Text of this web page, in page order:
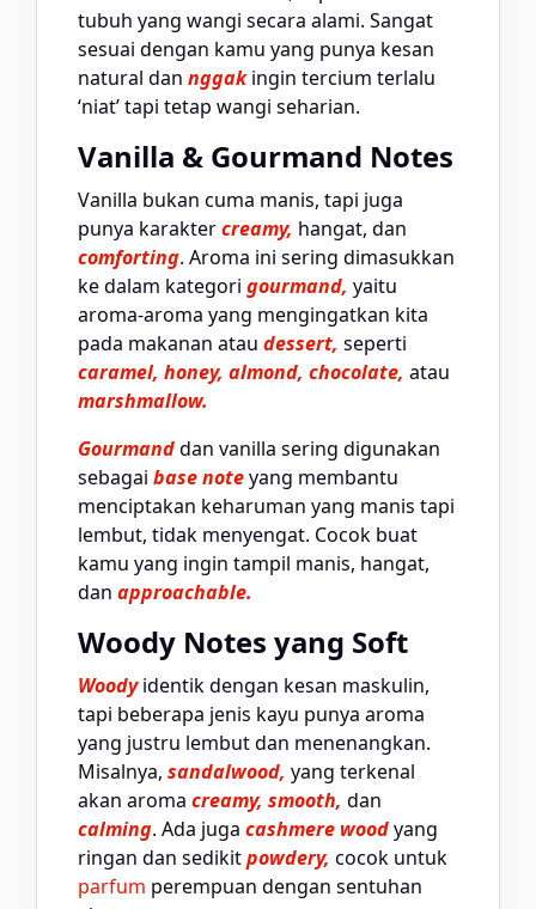
tubuh yang wangi secara alami. Sangat
sesuai dengan kamu yang punya kesan
natural dan nggakingin tercium terlalu
‘niat’ tapi tetap wangi seharian.
Vanilla & Gourmand Notes
Vanilla bukan cuma manis, tapi juga
punya karaktercreamy, hangat, dan
comforting. Aroma ini sering dimasukkan
ke dalam kategori gourmand, yaitu
aroma-aroma yang mengingatkan kita
pada makanan atau dessert, seperti
caramel, honey, almond, chocolate, atau
marshmallow.
Gourmanddan vanilla sering digunakan
sebagai base noteyang membantu
menciptakan keharuman yang manis tapi
lembut, tidak menyengat. Cocok buat
kamu yang ingin tampil manis, hangat,
dan approachable.
Woody Notes yang Soft
Woodyidentik dengan kesan maskulin,
tapi beberapa jenis kayu punya aroma
yang justru lembut dan menenangkan.
Misalnya, sandalwood, yang terkenal
akan aroma creamy, smooth, dan
calming. Ada juga cashmere woodyang
ringan dan sedikitpowdery, cocok untuk
parfum perempuan dengan sentuhan